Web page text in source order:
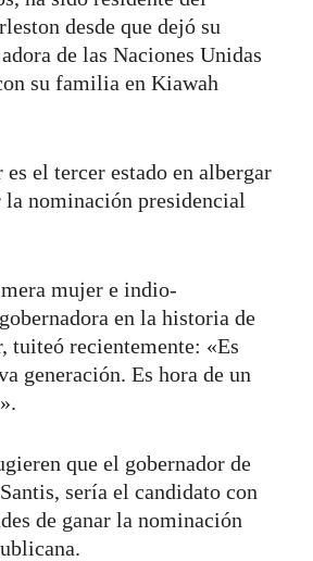
desde que dejó su
de las Naciones Unidas
su familia en Kiawah
el tercer estado en albergar
nominación presidencial
mujer e indio-
en la historia de
tuiteó recientemente: «Es
generación. Es hora de un
que el gobernador de
sería el candidato con
de ganar la nominación